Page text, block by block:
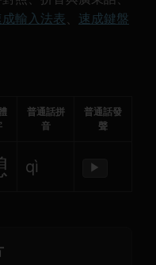
成輸入法表、 速成鍵盤
普通話拼
音
普通話發
聲
qì ▶